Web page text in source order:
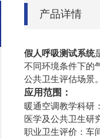
产品详情
假人呼吸测试系统
不同环境条件下的
公共卫生评估场景
应用范围：
暖通空调教学科研
医学及公共卫生研
职业卫生评价：车